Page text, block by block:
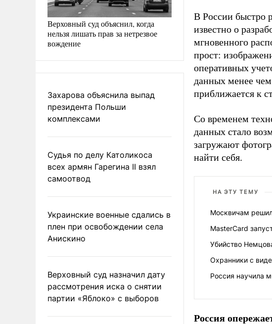
Верховный суд объяснил, когда
нельзя лишать прав за нетрезвое
вождение
Захарова объяснила выпад
президента Польши
комплексами
Судья по делу Католикоса
всех армян Гарегина II взял
самоотвод
Украинские военные сдались в
плен при освобождении села
Анискино
Верховный суд назначил дату
рассмотрения иска о снятии
партии «Яблоко» с выборов
В России быстро
известно о
мгновенного
прост:
оперативных
данных менее чем
приближается к
Со временем
данных стало
загружают
найти себя.
НА ЭТУ ТЕМУ
Москвичам
MasterCard
Убийство
Охранники с
Россия научила
Россия